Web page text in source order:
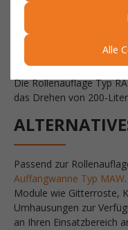
Ja, die Rollenauflage ist
jederzeit auf einer
MAW nachgerüstet
Für welche Fassgrößen
Die Rollenauflage Typ
das Drehen von 200-
Passend zur
Auffangwanne Typ MAW
Module wie Gitterroste,
Umhausungen zur
an Ihren Einsatzbereich
Alle